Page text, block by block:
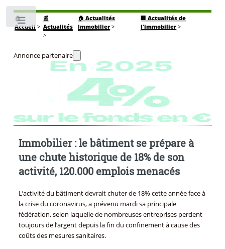
🏠
Accueil>
📰
Actualités
>
🏠 Actualités
Immobilier >
🏢 Actualités de
l’immobilier >
Annonce partenaire
Immobilier : le bâtiment se prépare à
une chute historique de 18% de son
activité, 120.000 emplois menacés
L’activité du bâtiment devrait chuter de 18% cette année face à
la crise du coronavirus, a prévenu mardi sa principale
fédération, selon laquelle de nombreuses entreprises perdent
toujours de l’argent depuis la fin du confinement à cause des
coûts des mesures sanitaires.
Toggle